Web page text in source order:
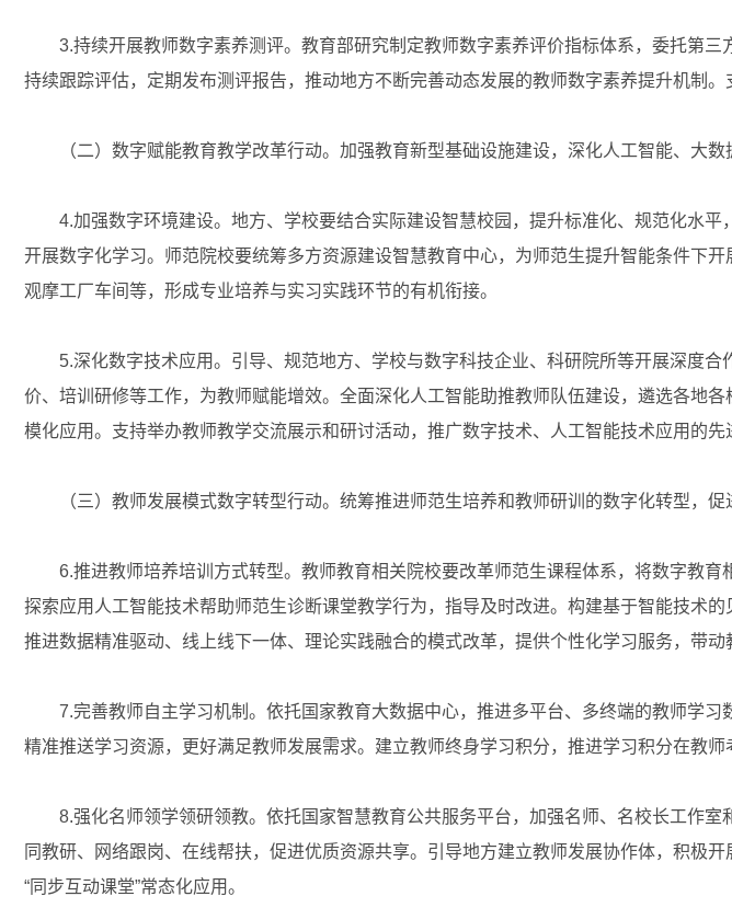
3.持续开展教师数字素养测评。教育部研究制定教师数字素养评价指标体系，委托第三
持续跟踪评估，定期发布测评报告，推动地方不断完善动态发展的教师数字素养提升机制
（二）数字赋能教育教学改革行动。加强教育新型基础设施建设，深化人工智能、大数
4.加强数字环境建设。地方、学校要结合实际建设智慧校园，提升标准化、规范化水平
开展数字化学习。师范院校要统筹多方资源建设智慧教育中心，为师范生提升智能条件下
观摩工厂车间等，形成专业培养与实习实践环节的有机衔接。
5.深化数字技术应用。引导、规范地方、学校与数字科技企业、科研院所等开展深度合
价、培训研修等工作，为教师赋能增效。全面深化人工智能助推教师队伍建设，遴选各地
模化应用。支持举办教师教学交流展示和研讨活动，推广数字技术、人工智能技术应用的先
（三）教师发展模式数字转型行动。统筹推进师范生培养和教师研训的数字化转型，促
6.推进教师培养培训方式转型。教师教育相关院校要改革师范生课程体系，将数字教育
探索应用人工智能技术帮助师范生诊断课堂教学行为，指导及时改进。构建基于智能技术
推进数据精准驱动、线上线下一体、理论实践融合的模式改革，提供个性化学习服务，带动
7.完善教师自主学习机制。依托国家教育大数据中心，推进多平台、多终端的教师学习
精准推送学习资源，更好满足教师发展需求。建立教师终身学习积分，推进学习积分在教
8.强化名师领学领研领教。依托国家智慧教育公共服务平台，加强名师、名校长工作室
同教研、网络跟岗、在线帮扶，促进优质资源共享。引导地方建立教师发展协作体，积极
“同步互动课堂”常态化应用。